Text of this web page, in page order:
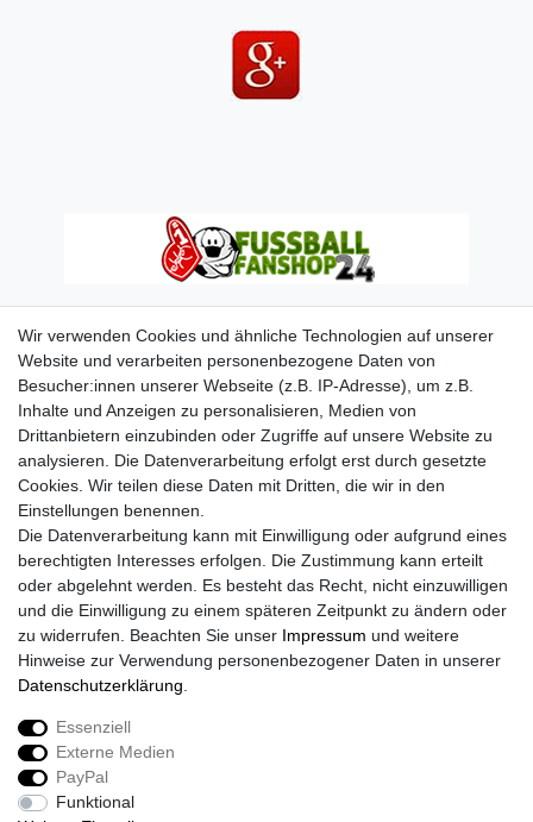
Wir verwenden Cookies und ähnliche Technologien auf unserer
Website und verarbeiten personenbezogene Daten von
Besucher:innen unserer Webseite (z.B. IP-Adresse), um z.B.
Inhalte und Anzeigen zu personalisieren, Medien von
Drittanbietern einzubinden oder Zugriffe auf unsere Website zu
analysieren. Die Datenverarbeitung erfolgt erst durch gesetzte
Cookies. Wir teilen diese Daten mit Dritten, die wir in den
Einstellungen benennen.
Die Datenverarbeitung kann mit Einwilligung oder aufgrund eines
berechtigten Interesses erfolgen. Die Zustimmung kann erteilt
oder abgelehnt werden. Es besteht das Recht, nicht einzuwilligen
und die Einwilligung zu einem späteren Zeitpunkt zu ändern oder
zu widerrufen. Beachten Sie unser Impressum und weitere
Hinweise zur Verwendung personenbezogener Daten in unserer
Daten­schutz­erklärung
Essenziell
Externe Medien
PayPal
Funktional